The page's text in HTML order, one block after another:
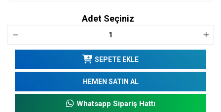
Adet Seçiniz
SEPETE EKLE
HEMEN SATIN AL
Whatsapp Sipariş Hattı